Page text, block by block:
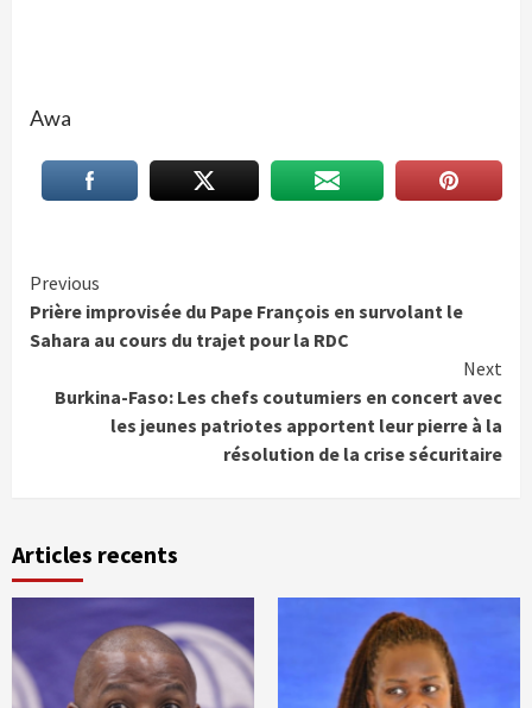
Awa
Continue
Reading
Previous
Prière improvisée du Pape François en survolant le
Sahara au cours du trajet pour la RDC
Next
Burkina-Faso: Les chefs coutumiers en concert avec
les jeunes patriotes apportent leur pierre à la
résolution de la crise sécuritaire
Articles recents